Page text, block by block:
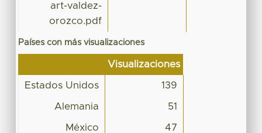
art-valdez-
orozco.pdf
Países con más visualizaciones
Visualizaciones
Estados Unidos 139
Alemania 51
México 47